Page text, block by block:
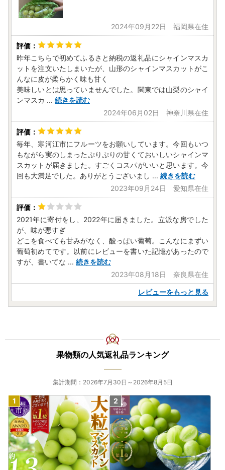
2024年09月22日 福岡県在住
昨年こちらで初めてふるさと納税の返礼品にシャインマスカ
ットを注文いたしまいたが、山形のシャインマスカットがこ
んなに皮が柔らかく味も甘く
美味しいとは思っていませんでした。関東では山梨のシャイ
ンマスカ ... 続きを読む
2024年06月02日 神奈川県在住
毎年、寒河江市にフルーツをお願いしています。今回もいつ
もながら実のしまったぷりぷりの甘くておいしいシャインマ
スカットが届きました。すごくコスパがいいと思います。今
回も大満足でした。ありがとうございまし ... 続きを読む
2023年09月24日 愛知県在住
2021年に寄付をし、2022年に届きました。立派な房でした
が、味が悪すぎ
どこを食べても甘みがなく、酸っぱい葡萄。こんなにまずい
葡萄初めてです。以前にレビューを書いた記憶があったので
すが、書いてな ... 続きを読む
2023年08月18日 奈良県在住
レビューをもっと見る
果物類の人気返礼品ランキング
集計期間：2026年7月30日～2026年8月5日